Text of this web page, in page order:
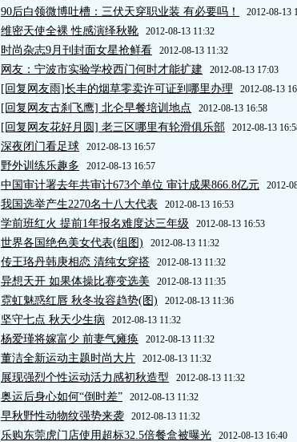
90后白领微博吐槽：三伏天穿职业装 有必要吗！
2012-08-13
维密天使全裸 性感演绎秋靴 2012-08-13 11:32
时尚杂志9月刊封面女星抢鲜看 2012-08-13 11:32
网友：宁波市实验学校西门何时才能扩建 2012-08-13 17:03
[回复网友雨]长丰的烟草零卖许可证到哪里办理 2012-08-13
[回复网友古刹飞鹰] 北仑早餐培训地点 2012-08-13 16:58
[回复网友花好月圆] 老三区哪里有轮滑俱乐部 2012-08-13
深夜闭门看足球 2012-08-13 16:57
野外训练乐趣多 2012-08-13 16:57
中国审计署去年共审计673个单位 审计成果866.8亿元 2012-
我国选举产生2270名十八大代表 2012-08-13 16:53
学前班红火 提前1年报名难度达三年级 2012-08-13 16:53
世界各国绝色美女代表(组图) 2012-08-13 11:32
传王珞丹韩庚相恋 清纯女穿搭 2012-08-13 11:32
异想天开 如果体操比赛变选美 2012-08-13 11:35
霓虹魅惑红唇 秋冬妆容趋势(图) 2012-08-13 11:36
坚守七点 秋天少生病 2012-08-13 11:32
杨爱瑾将嫁富少 前妻气瘫痪 2012-08-13 11:32
董洁全新运动主题时尚大片 2012-08-13 11:32
展现强烈个性运动活力感初秋造型 2012-08-13 11:32
奥运后身心如何“倒时差” 2012-08-13 11:32
早秋野性动物纹强势来袭 2012-08-13 11:32
乐购东莞虎门店使用超标32.5倍餐盒被曝光 2012-08-13 16:40